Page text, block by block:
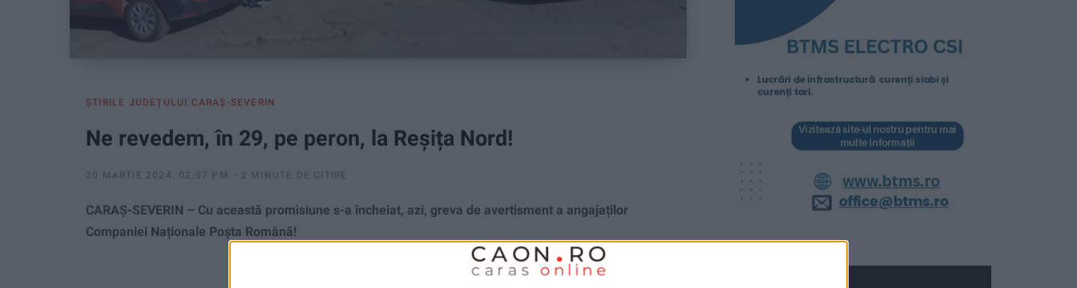
ŞTIRILE JUDEŢULUI CARAŞ-SEVERIN
Ne revedem, în 29, pe peron, la Reșița Nord!
20 MARTIE 2024, 02:57 PM 2 MINUTE DE CITIRE
CARAȘ-SEVERIN – Cu această promisiune s-a încheiat, azi, greva de avertisment a angajaților
Companiei Naționale Poșta Română!